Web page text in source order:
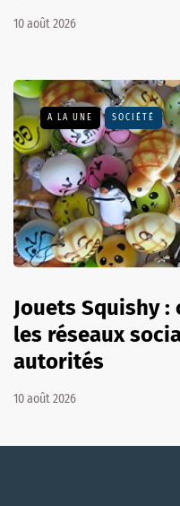
10 août 2026
A LA UNE SOCIÉTÉ
Jouets Squishy
les réseaux
autorités
10 août 2026